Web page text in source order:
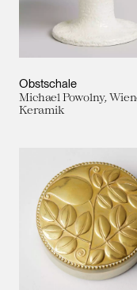
Obstschale
Michael Powolny,
Keramik